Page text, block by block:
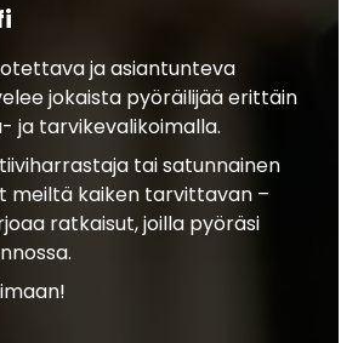
ja asiantunteva
jokaista pyöräilijää erittäin
ja tarvikevalikoimalla.
tai satunnainen
meiltä kaiken tarvittavan –
ratkaisut, joilla pyöräsi